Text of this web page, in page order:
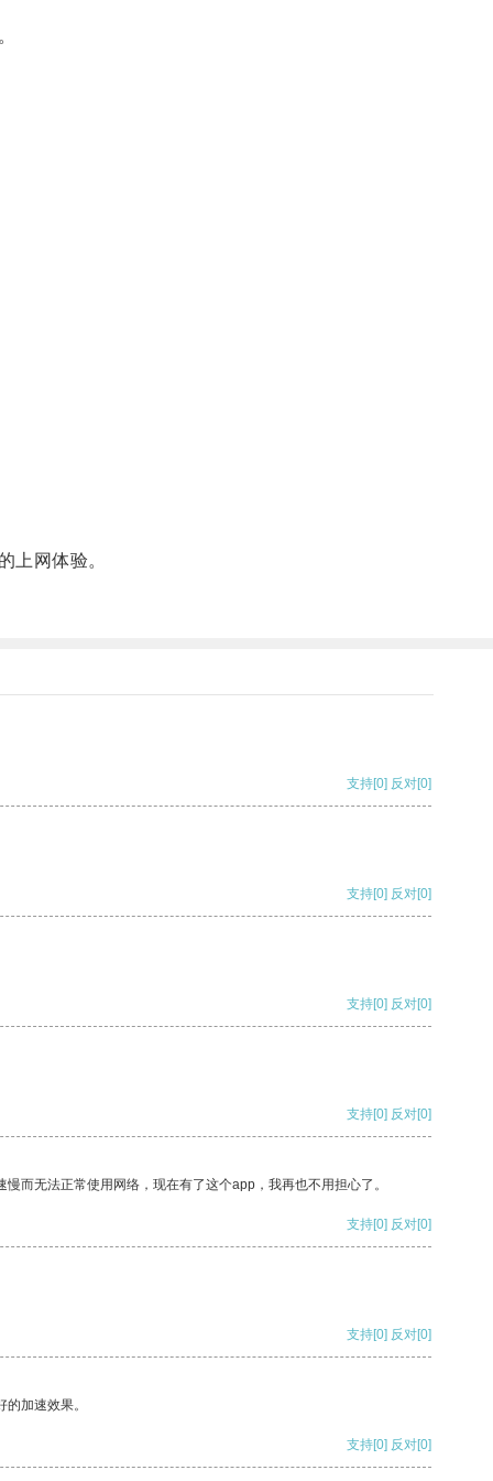
网体验。
支持[0] 反对[0]
支持[0] 反对[0]
支持[0] 反对[0]
支持[0] 反对[0]
而无法正常使用网络，现在有了这个app，我再也不用担心了。
支持[0] 反对[0]
支持[0] 反对[0]
加速效果。
支持[0] 反对[0]